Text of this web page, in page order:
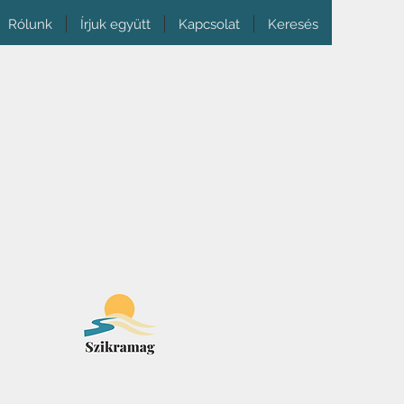
Rólunk Írjuk együtt Kapcsolat Keresés